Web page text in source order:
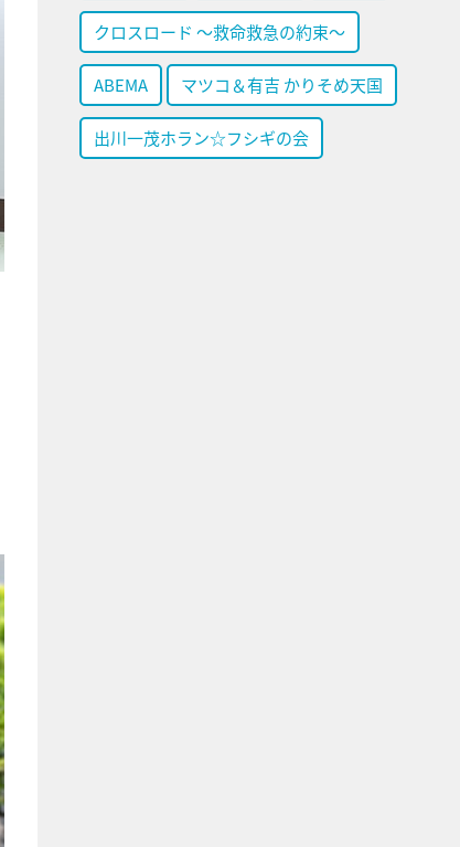
クロスロード ～救命救急の約束～
ABEMA マツコ＆有吉 かりそめ天国
出川一茂ホラン☆フシギの会